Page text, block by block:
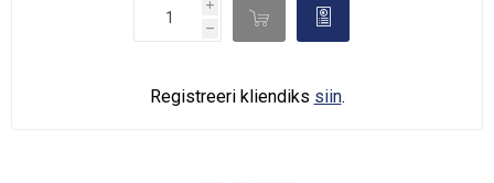
i
h
d 
Registreeri kliendiks siin.